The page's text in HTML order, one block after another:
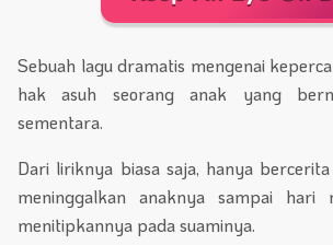
Sebuah lagu dramatis mengenai
hak asuh seorang anak yang
sementara.
Dari liriknya biasa saja, hanya
meninggalkan anaknya sampai hari
menitipkannya pada suaminya.